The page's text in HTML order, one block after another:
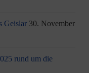
Geislar 30. November
rund um die